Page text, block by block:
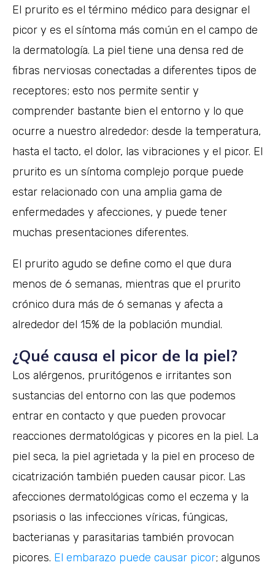
El prurito es el término médico para designar el
picor y es el síntoma más común en el campo de
la dermatología. La piel tiene una densa red de
fibras nerviosas conectadas a diferentes tipos de
receptores; esto nos permite sentir y
comprender bastante bien el entorno y lo que
ocurre a nuestro alrededor: desde la temperatura,
hasta el tacto, el dolor, las vibraciones y el picor. El
prurito es un síntoma complejo porque puede
estar relacionado con una amplia gama de
enfermedades y afecciones, y puede tener
muchas presentaciones diferentes.
El prurito agudo se define como el que dura
menos de 6 semanas, mientras que el prurito
crónico dura más de 6 semanas y afecta a
alrededor del 15% de la población mundial.
¿Qué causa el picor de la piel?
Los alérgenos, pruritógenos e irritantes son
sustancias del entorno con las que podemos
entrar en contacto y que pueden provocar
reacciones dermatológicas y picores en la piel. La
piel seca, la piel agrietada y la piel en proceso de
cicatrización también pueden causar picor. Las
afecciones dermatológicas como el eczema y la
psoriasis o las infecciones víricas, fúngicas,
bacterianas y parasitarias también provocan
picores. El embarazo puede causar picor; algunos